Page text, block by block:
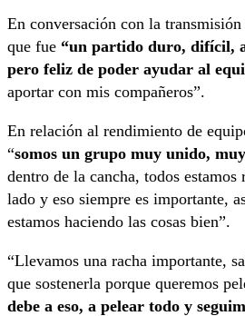
En conversación con la
que fue “un partido duro, difícil,
pero feliz de poder ayudar al
aportar con mis compañeros”.
En relación al rendimiento de
“somos un grupo muy unido,
dentro de la cancha, todos
lado y eso siempre es importante,
estamos haciendo las cosas bien”.
“Llevamos una racha importante,
que sostenerla porque queremos
debe a eso, a pelear todo y